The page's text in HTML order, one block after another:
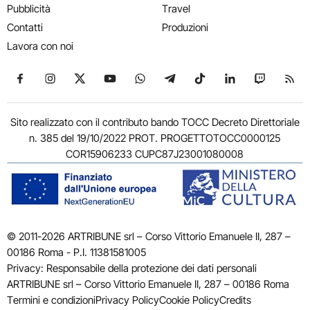
Pubblicità
Contatti
Lavora con noi
Travel
Produzioni
Seguici su Facebook
Seguici su Instagram
Seguici su X
Seguici su YouTube
Seguici su WhatsApp
Seguici su Telegram
Seguici su TikTok
Seguici su
Seguici
Sito realizzato con il contributo bando TOCC Decreto Direttoriale
n. 385 del 19/10/2022 PROT. PROGETTOTOCC0000125
COR15906233 CUPC87J23001080008
© 2011-2026 ARTRIBUNE srl – Corso Vittorio Emanuele II, 287 –
00186 Roma - P.I. 11381581005
Privacy: Responsabile della protezione dei dati personali
ARTRIBUNE srl – Corso Vittorio Emanuele II, 287 – 00186 Roma
Termini e condizioniPrivacy PolicyCookie PolicyCredits